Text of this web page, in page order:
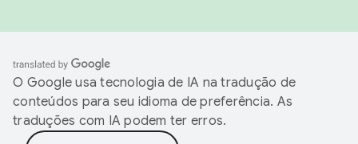
O Google usa tecnologia de IA na tradução de
conteúdos para seu idioma de preferência. As
traduções com IA podem ter erros.